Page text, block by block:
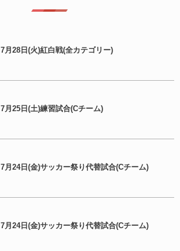
7月28日(火)紅白戦(全カテゴリー)
7月25日(土)練習試合(Cチーム)
7月24日(金)サッカー祭り代替試合(Cチーム)
7月24日(金)サッカー祭り代替試合(Cチーム)